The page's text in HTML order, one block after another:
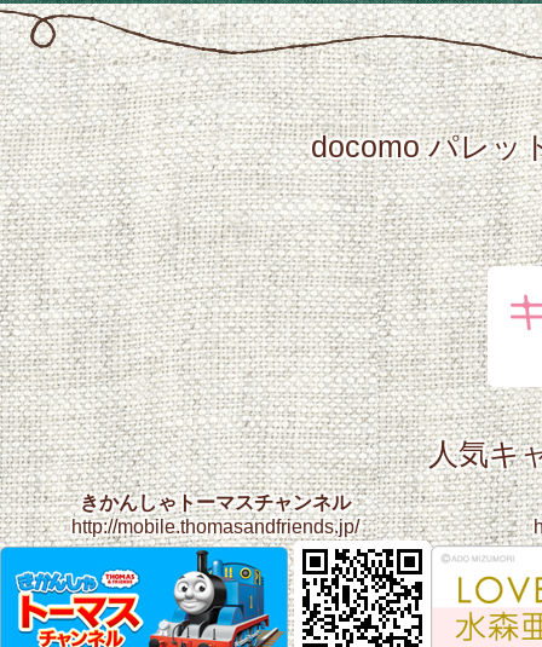
docomo パレッ
人気キ
きかんしゃトーマスチャンネル
http://mobile.thomasandfriends.jp/